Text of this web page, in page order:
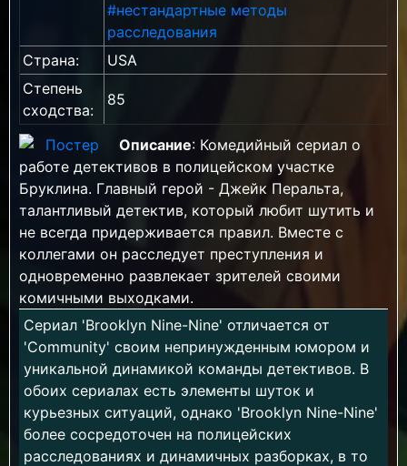
#нестандартные методы
расследования
Страна:
USA
Степень
сходства:
85
Описание: Комедийный сериал о
работе детективов в полицейском участке
Бруклина. Главный герой - Джейк Перальта,
талантливый детектив, который любит шутить и
не всегда придерживается правил. Вместе с
коллегами он расследует преступления и
одновременно развлекает зрителей своими
комичными выходками.
Сериал 'Brooklyn Nine-Nine' отличается от
'Community' своим непринужденным юмором и
уникальной динамикой команды детективов. В
обоих сериалах есть элементы шуток и
курьезных ситуаций, однако 'Brooklyn Nine-Nine'
более сосредоточен на полицейских
расследованиях и динамичных разборках, в то